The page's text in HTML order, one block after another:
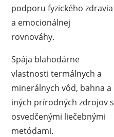
podporu fyzického zdravia
a emocionálnej
rovnováhy.
Spája blahodárne
vlastnosti termálnych a
minerálnych vôd, bahna a
iných prírodných zdrojov s
osvedčenými liečebnými
metódami.